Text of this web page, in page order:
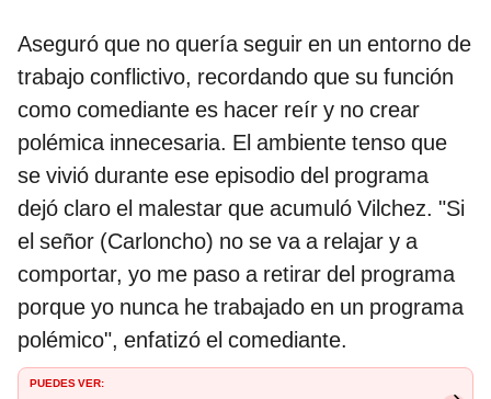
Aseguró que no quería seguir en un entorno de
trabajo conflictivo, recordando que su función
como comediante es hacer reír y no crear
polémica innecesaria. El ambiente tenso que
se vivió durante ese episodio del programa
dejó claro el malestar que acumuló Vilchez. "Si
el señor (Carloncho) no se va a relajar y a
comportar, yo me paso a retirar del programa
porque yo nunca he trabajado en un programa
polémico", enfatizó el comediante.
PUEDES VER: